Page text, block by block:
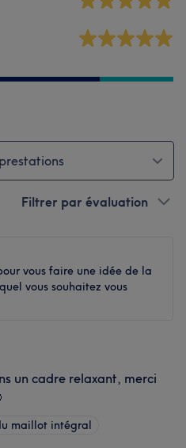
Filtrer par évaluation
vous faire une idée de la
vous souhaitez vous
un cadre relaxant, merci
maillot intégral